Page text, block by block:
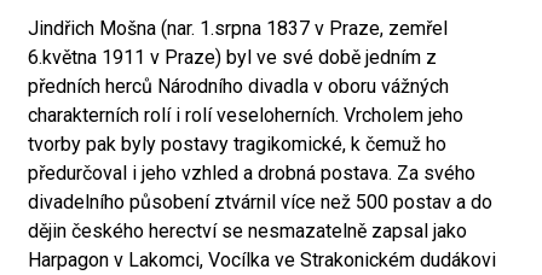
Jindřich Mošna (nar. 1.srpna 1837 v Praze, zemřel
6.května 1911 v Praze) byl ve své době jedním z
předních herců Národního divadla v oboru vážných
charakterních rolí i rolí veseloherních. Vrcholem jeho
tvorby pak byly postavy tragikomické, k čemuž ho
předurčoval i jeho vzhled a drobná postava. Za svého
divadelního působení ztvárnil více než 500 postav a do
dějin českého herectví se nesmazatelně zapsal jako
Harpagon v Lakomci, Vocílka ve Strakonickém dudákovi